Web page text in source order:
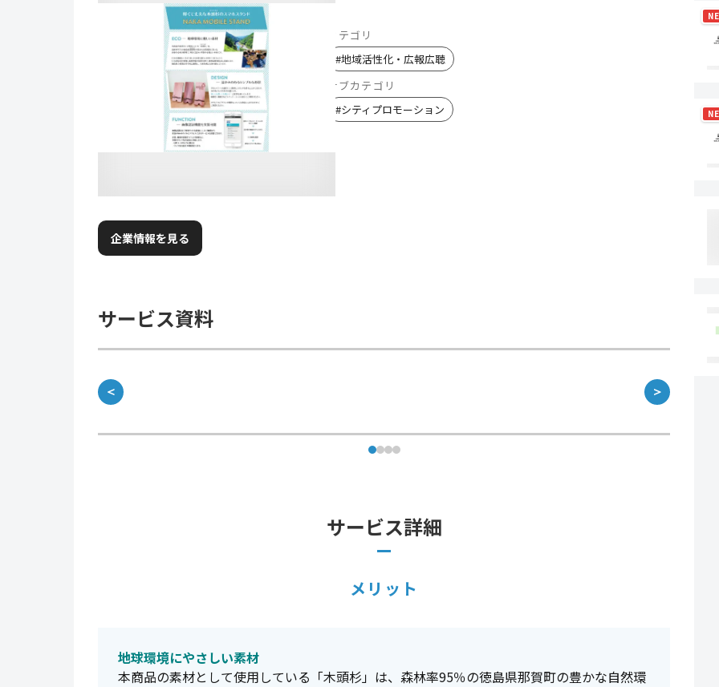
カテゴリ
#地域活性化・広報広聴
サブカテゴリ
#シティプロモーション
企業情報を見る
サービス資料
＜ ＞
サービス詳細
メリット
地球環境にやさしい素材
本商品の素材として使用している「木頭杉」は、森林率95％の徳島県那賀町の豊かな自然環